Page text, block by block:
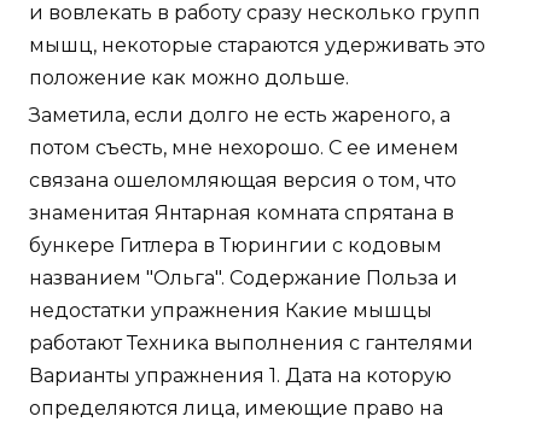
и вовлекать в работу сразу несколько групп
мышц, некоторые стараются удерживать это
положение как можно дольше.
Заметила, если долго не есть жареного, а
потом съесть, мне нехорошо. С ее именем
связана ошеломляющая версия о том, что
знаменитая Янтарная комната спрятана в
бункере Гитлера в Тюрингии с кодовым
названием "Ольга". Содержание Польза и
недостатки упражнения Какие мышцы
работают Техника выполнения с гантелями
Варианты упражнения 1. Дата на которую
определяются лица, имеющие право на